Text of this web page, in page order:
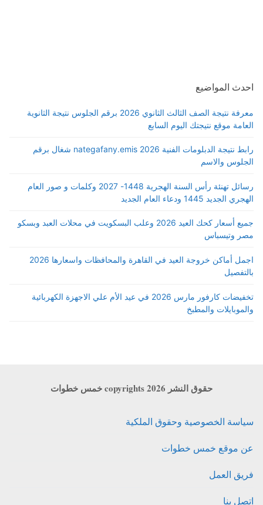
احدث المواضيع
معرفة نتيجة الصف الثالث الثانوي 2026 برقم الجلوس نتيجة الثانوية
العامة موقع نتيجتك اليوم السابع
رابط نتيجة الدبلومات الفنية 2026 nategafany.emis شغال برقم
الجلوس والاسم
رسائل تهنئة رأس السنة الهجرية 1448- 2027 وكلمات و صور العام
الهجري الجديد 1445 ودعاء العام الجديد
جميع أسعار كحك العيد 2026 وعلب البسكويت في محلات العبد وبسكو
مصر وتيسباس
اجمل أماكن خروجة العيد في القاهرة والمحافظات واسعارها 2026
بالتفصيل
تخفيضات كارفور مارس 2026 في عيد الأم علي الاجهزة الكهربائية
والموبايلات والمطبخ
حقوق النشر copyrights 2026 خمس خطوات
سياسة الخصوصية وحقوق الملكية
عن موقع خمس خطوات
فريق العمل
اتصل بنا